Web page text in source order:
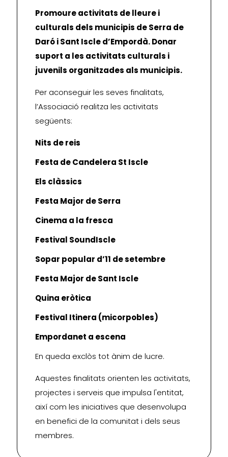
Promoure activitats de lleure i
culturals dels municipis de Serra de
Daró i Sant Iscle d’Empordà. Donar
suport a les activitats culturals i
juvenils organitzades als municipis.
Per aconseguir les seves finalitats,
l’Associació realitza les activitats
següents:
Nits de reis
Festa de Candelera St Iscle
Els clàssics
Festa Major de Serra
Cinema a la fresca
Festival SoundIscle
Sopar popular d’11 de setembre
Festa Major de Sant Iscle
Quina eròtica
Festival Itinera (micorpobles)
Empordanet a escena
En queda exclòs tot ànim de lucre.
Aquestes finalitats orienten les activitats,
projectes i serveis que impulsa l'entitat,
així com les iniciatives que desenvolupa
en benefici de la comunitat i dels seus
membres.